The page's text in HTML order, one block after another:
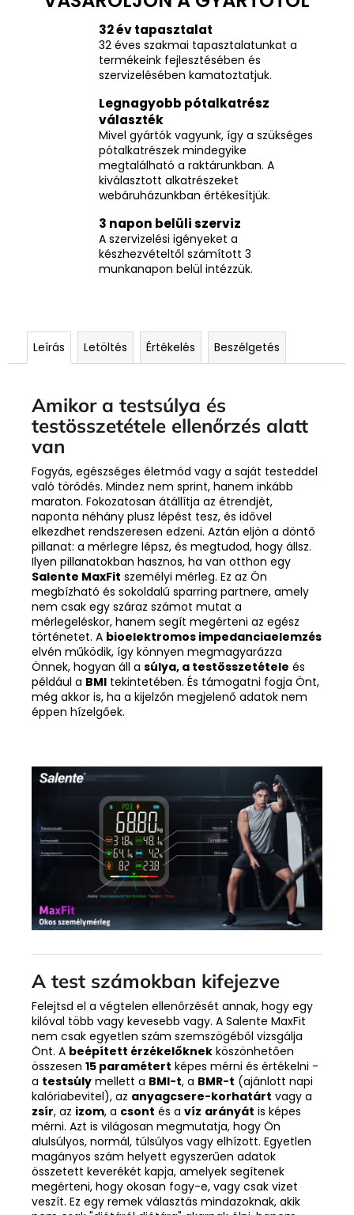
32 év tapasztalat
32 éves szakmai tapasztalatunkat a
termékeink fejlesztésében és
szervizelésében kamatoztatjuk.
Legnagyobb pótalkatrész
választék
Mivel gyártók vagyunk, így a szükséges
pótalkatrészek mindegyike
megtalálható a raktárunkban. A
kiválasztott alkatrészeket
webáruházunkban értékesítjük.
3 napon belüli szerviz
A szervizelési igényeket a
készhezvételtől számított 3
munkanapon belül intézzük.
Leírás Letöltés Értékelés Beszélgetés
Amikor a testsúlya és
testösszetétele ellenőrzés alatt
van
Fogyás, egészséges életmód vagy a saját testeddel
való törődés. Mindez nem sprint, hanem inkább
maraton. Fokozatosan átállítja az étrendjét,
naponta néhány plusz lépést tesz, és idővel
elkezdhet rendszeresen edzeni. Aztán eljön a döntő
pillanat: a mérlegre lépsz, és megtudod, hogy állsz.
Ilyen pillanatokban hasznos, ha van otthon egy
Salente MaxFit személyi mérleg. Ez az Ön
megbízható és sokoldalú sparring partnere, amely
nem csak egy száraz számot mutat a
mérlegeléskor, hanem segít megérteni az egész
történetet. A bioelektromos impedanciaelemzés
elvén működik, így könnyen megmagyarázza
Önnek, hogyan áll a súlya, a testösszetétele és
például a BMI tekintetében. És támogatni fogja Önt,
még akkor is, ha a kijelzőn megjelenő adatok nem
éppen hízelgőek.
A test számokban kifejezve
Felejtsd el a végtelen ellenőrzését annak, hogy egy
kilóval több vagy kevesebb vagy. A Salente MaxFit
nem csak egyetlen szám szemszögéből vizsgálja
Önt. A beépített érzékelőknek köszönhetően
összesen 15 paramétert képes mérni és értékelni -
a testsúly mellett a BMI-t, a BMR-t (ajánlott napi
kalóriabevitel), az anyagcsere-korhatárt vagy a
zsír, az izom, a csont és a víz arányát is képes
mérni. Azt is világosan megmutatja, hogy Ön
alulsúlyos, normál, túlsúlyos vagy elhízott. Egyetlen
magányos szám helyett egyszerűen adatok
összetett keverékét kapja, amelyek segítenek
megérteni, hogy okosan fogy-e, vagy csak vizet
veszít. Ez egy remek választás mindazoknak, akik